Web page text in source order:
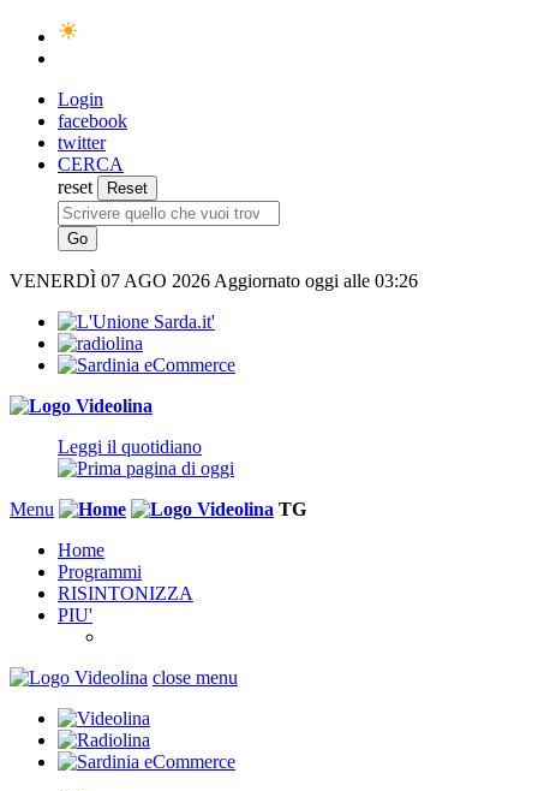
Login
facebook
twitter
CERCA
reset
VENERDÌ 07 AGO 2026 Aggiornato oggi alle 03:26
Leggi il quotidiano
Menu
TG
Home
Programmi
RISINTONIZZA
PIU'
close menu